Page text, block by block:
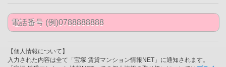
【個人情報について】
入力された内容は全て「宝塚 賃貸マンション情報NET」に通知されます。